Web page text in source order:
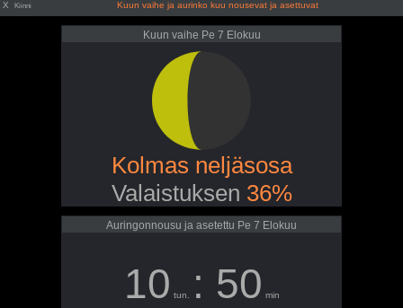
X Kiinni Kuun vaihe ja aurinko kuu nousevat ja asettuvat
Kuun vaihe Pe 7 Elokuu
Kolmas neljäsosa
Valaistuksen 36%
Auringonnousu ja asetettu Pe 7 Elokuu
10 tun. : 50 min